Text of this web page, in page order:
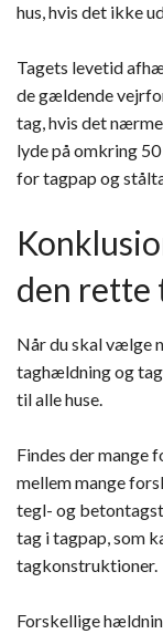
hus, hvis det ikke
Tagets levetid
de gældende
tag, hvis det
lyde på omkring
for tagpap og
den rette
Når du skal vælge
taghældning og
til alle huse.
Findes der mange
mellem mange
tegl- og
tag i tagpap, som
tagkonstruktioner.
Forskellige